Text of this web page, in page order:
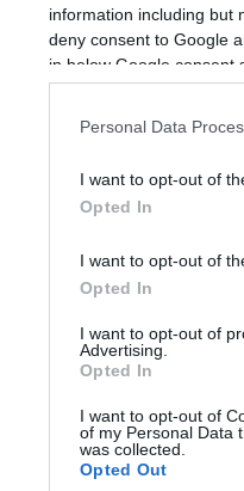
information including but
deny consent to Google
in below Google consent
Personal Data
I want to opt-out of
Opted In
I want to opt-out of
Opted In
I want to opt-out of
Advertising.
Opted In
I want to opt-out of
of my Personal Data
was collected.
Opted Out
Tetszik 0
komment
áltudomány finnugor